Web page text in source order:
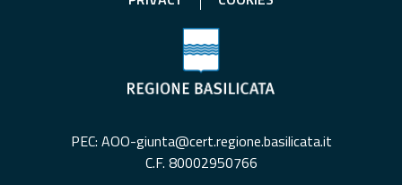
PEC: AOO-giunta@cert.regione.basilicata.it
C.F. 80002950766